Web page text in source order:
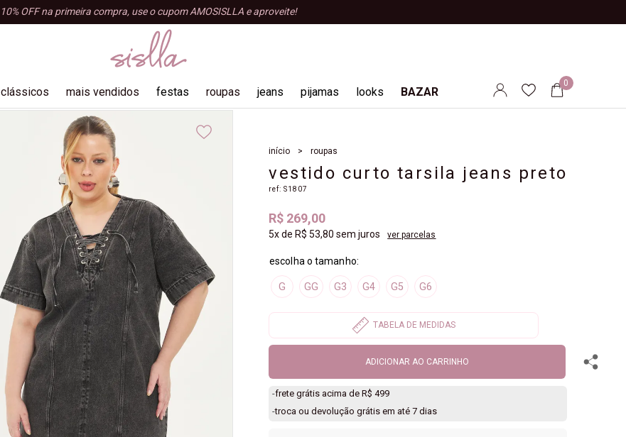
10% OFF na primeira compra, use o cupom AMOSISLLA e aproveite!
clássicos mais vendidos festas roupas
shorts e bermudas
tops e croppeds
acessórios
macacão
jeans pijamas looks BAZAR
0
início roupas
vestido curto tarsila jeans preto
ref:S1807
R$ 269,00
5xde R$ 53,80 sem juros ver parcelas
G GG G3 G4 G5 G6
ADICIONAR AO CARRINHO
-frete grátis acima de R$ 499
-troca ou devolução grátis em até 7 dias